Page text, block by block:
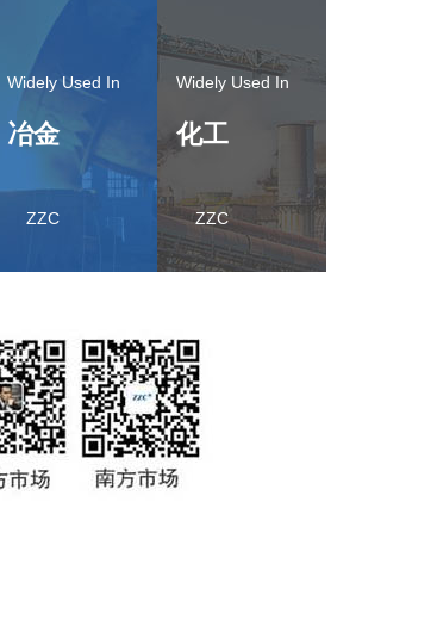
冶金
ZZC
化工
ZZC